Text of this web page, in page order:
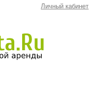
Личный кабинет